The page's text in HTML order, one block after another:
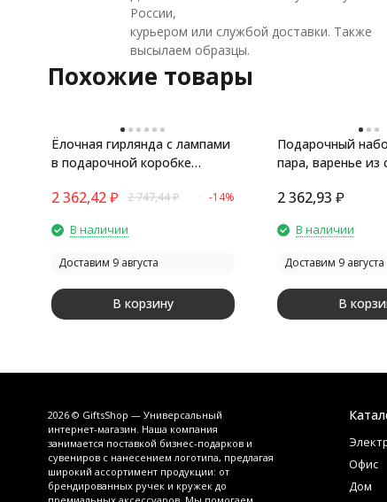
России,
курьером или службой доставки. Также
высылаем образцы.
Похожие товары
Ёлочная гирлянда с лампами
в подарочной коробке
мира
2 362,42 ₽ 2 747,44₽ -14%
В наличии
Доставим 9 августа
В корзину
Подарочный
пара, варенье из
2 362,93 ₽
В наличии
Доставим 9 августа
В
2026 © GiftsShop — Универсальный
интернет-магазин. Наша компания
занимается поставкой бизнес-подарков и
сувениров с нанесением логотипа, предлагая
широкий ассортимент продукции: от
брендированных ручек и кружек до
Офис
Дом